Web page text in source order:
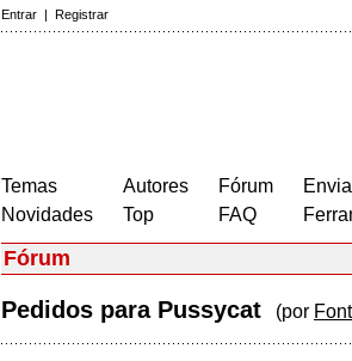
Entrar | Registrar
Temas
Novidades
Autores
Top
Fórum
FAQ
Fórum
Pedidos para Pussycat (por